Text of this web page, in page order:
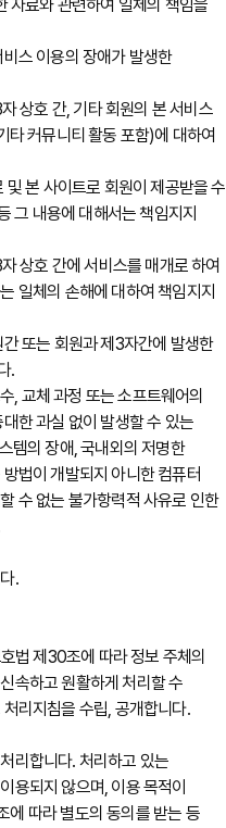
자료와 관련하여 일체의 책임을
스 이용의 장애가 발생한
상호 간, 기타 회원의 본 서비스
타 커뮤니티 활동 포함)에 대하여
본 사이트로 회원이 제공받을 수
그 내용에 대해서는 책임지지
상호 간에 서비스를 매개로 하여
일체의 손해에 대하여 책임지지
또는 회원과 제3자간에 발생한
.
, 교체 과정 또는 소프트웨어의
한 과실 없이 발생할 수 있는
템의 장애, 국내외의 저명한
법이 개발되지 아니한 컴퓨터
수 없는 불가항력적 사유로 인한
.
법 제30조에 따라 정보 주체의
속하고 원활하게 처리할 수
리지침을 수립, 공개합니다.
리합니다. 처리하고 있는
용되지 않으며, 이용 목적이
에 따라 별도의 동의를 받는 등